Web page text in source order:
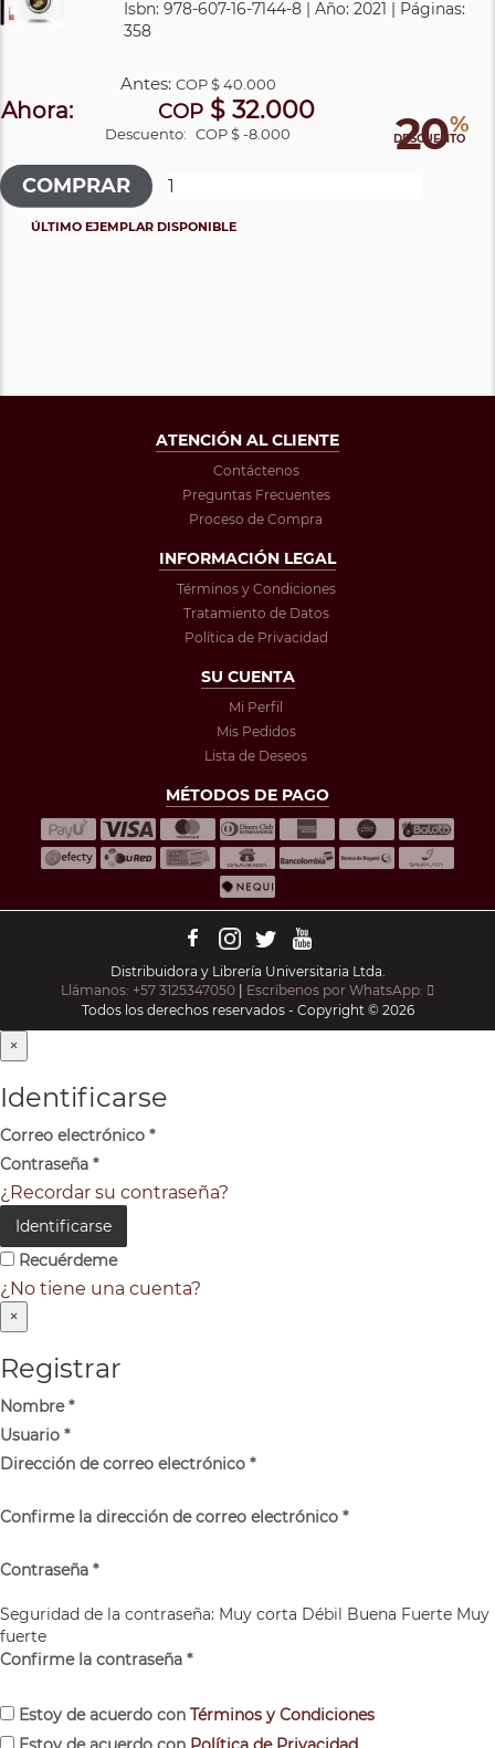
Isbn: 978-607-16-7144-8 | Año: 2021 | Páginas:
358
20%
DESCUENTO
Antes: COP$ 40.000
Ahora: COP $ 32.000
Descuento: COP $ -8.000
ÚLTIMO EJEMPLAR DISPONIBLE
ATENCIÓN AL CLIENTE
Contáctenos
Preguntas Frecuentes
Proceso de Compra
INFORMACIÓN LEGAL
Términos y Condiciones
Tratamiento de Datos
Política de Privacidad
SU CUENTA
Mi Perfil
Mis Pedidos
Lista de Deseos
MÉTODOS DE PAGO
Distribuidora y Librería Universitaria Ltda.
Llámanos: +57 3125347050 | Escríbenos por WhatsApp:
Todos los derechos reservados - Copyright © 2026
×
Identificarse
Correo electrónico *
Contraseña *
¿Recordar su contraseña?
Identificarse
Recuérdeme
¿No tiene una cuenta?
×
Registrar
Nombre*
Usuario *
Dirección de correo electrónico *
Confirme la dirección de correo electrónico *
Contraseña *
Seguridad de la contraseña: Muy corta Débil Buena Fuerte Muy
fuerte
Confirme la contraseña *
Estoy de acuerdo con Términos y Condiciones